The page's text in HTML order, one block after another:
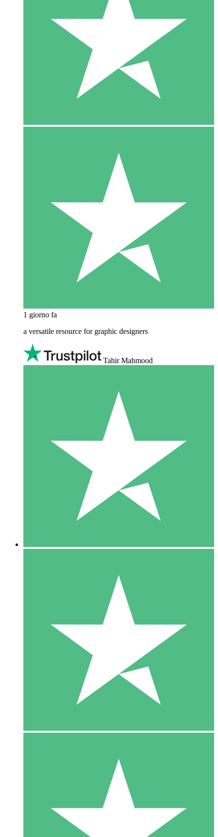
1 giorno fa
a versatile resource for graphic designers
Tahir Mahmood